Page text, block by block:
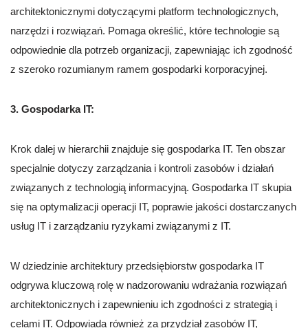
architektonicznymi dotyczącymi platform technologicznych,
narzędzi i rozwiązań. Pomaga określić, które technologie są
odpowiednie dla potrzeb organizacji, zapewniając ich zgodność
z szeroko rozumianym ramem gospodarki korporacyjnej.
3. Gospodarka IT:
Krok dalej w hierarchii znajduje się gospodarka IT. Ten obszar
specjalnie dotyczy zarządzania i kontroli zasobów i działań
związanych z technologią informacyjną. Gospodarka IT skupia
się na optymalizacji operacji IT, poprawie jakości dostarczanych
usług IT i zarządzaniu ryzykami związanymi z IT.
W dziedzinie architektury przedsiębiorstw gospodarka IT
odgrywa kluczową rolę w nadzorowaniu wdrażania rozwiązań
architektonicznych i zapewnieniu ich zgodności z strategią i
celami IT. Odpowiada również za przydział zasobów IT,